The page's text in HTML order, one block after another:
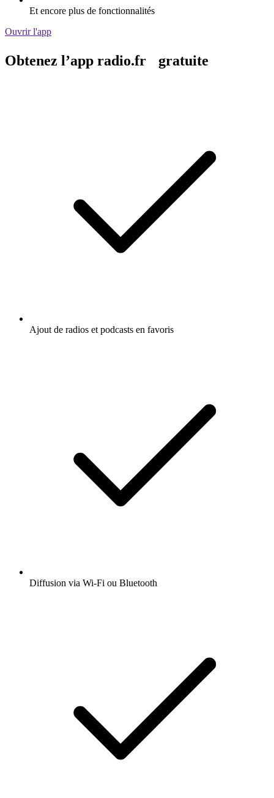
Et encore plus de fonctionnalités
Ouvrir l'app
Obtenez l’app radio.fr gratuite
Ajout de radios et podcasts en favoris
Diffusion via Wi-Fi ou Bluetooth